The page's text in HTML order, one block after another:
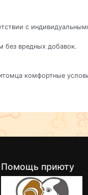
с
без вредных добавок.
комфортные
Помощь приюту